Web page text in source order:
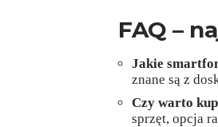
FAQ –
Jakie
znane są z
Czy warto
sprzęt, opcja